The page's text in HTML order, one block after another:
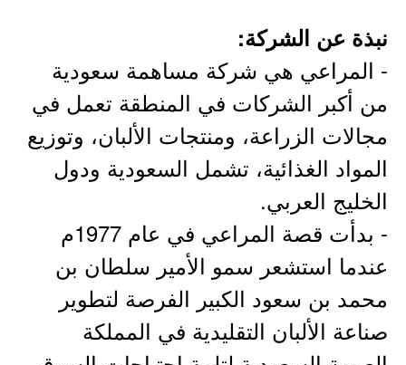
نبذة عن الشركة:
- المراعي هي شركة مساهمة سعودية
من أكبر الشركات في المنطقة تعمل في
مجالات الزراعة، ومنتجات الألبان، وتوزيع
المواد الغذائية، تشمل السعودية ودول
الخليج العربي.
- بدأت قصة المراعي في عام 1977م
عندما استشعر سمو الأمير سلطان بن
محمد بن سعود الكبير الفرصة لتطوير
صناعة الألبان التقليدية في المملكة